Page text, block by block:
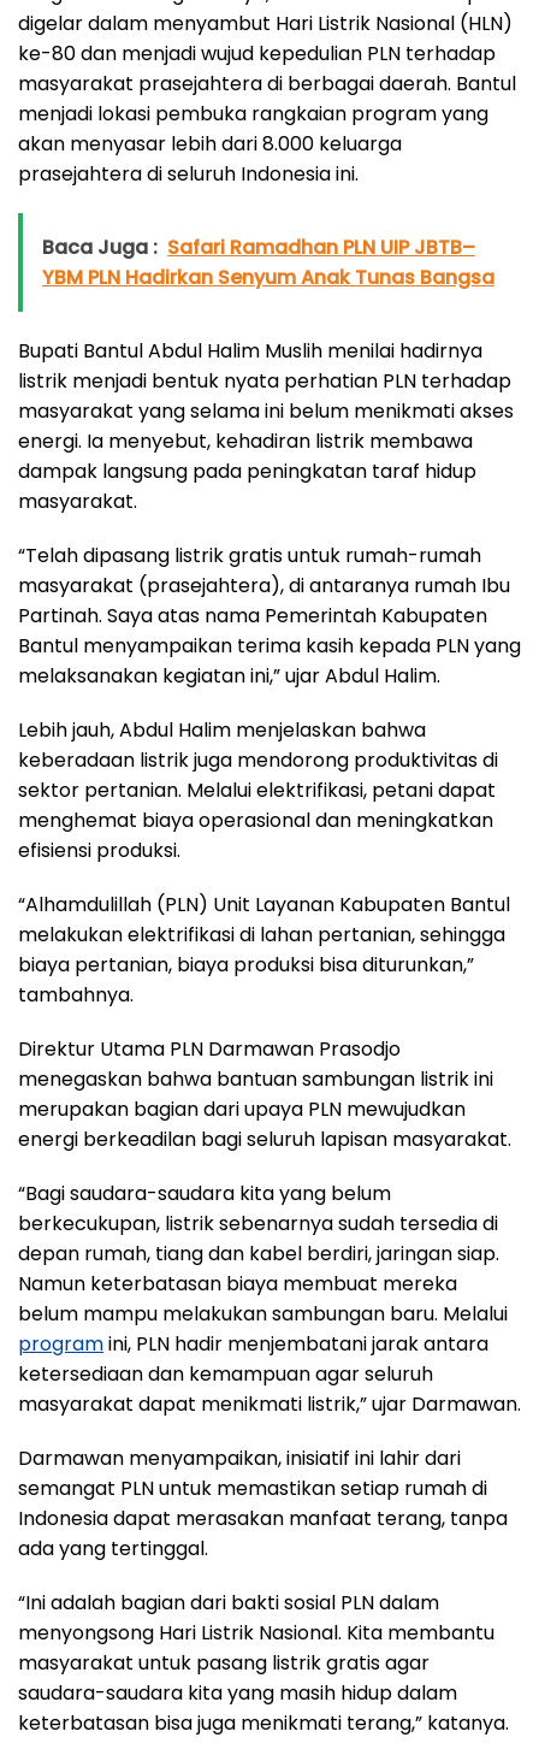
digelar dalam menyambut Hari Listrik Nasional (HLN)
ke-80 dan menjadi wujud kepedulian PLN terhadap
masyarakat prasejahtera di berbagai daerah. Bantul
menjadi lokasi pembuka rangkaian program yang
akan menyasar lebih dari 8.000 keluarga
prasejahtera di seluruh Indonesia ini.
Baca Juga : Safari Ramadhan PLN UIP JBTB–
YBM PLN Hadirkan Senyum Anak Tunas Bangsa
Bupati Bantul Abdul Halim Muslih menilai hadirnya
listrik menjadi bentuk nyata perhatian PLN terhadap
masyarakat yang selama ini belum menikmati akses
energi. Ia menyebut, kehadiran listrik membawa
dampak langsung pada peningkatan taraf hidup
masyarakat.
“Telah dipasang listrik gratis untuk rumah-rumah
masyarakat (prasejahtera), di antaranya rumah Ibu
Partinah. Saya atas nama Pemerintah Kabupaten
Bantul menyampaikan terima kasih kepada PLN yang
melaksanakan kegiatan ini,” ujar Abdul Halim.
Lebih jauh, Abdul Halim menjelaskan bahwa
keberadaan listrik juga mendorong produktivitas di
sektor pertanian. Melalui elektrifikasi, petani dapat
menghemat biaya operasional dan meningkatkan
efisiensi produksi.
“Alhamdulillah (PLN) Unit Layanan Kabupaten Bantul
melakukan elektrifikasi di lahan pertanian, sehingga
biaya pertanian, biaya produksi bisa diturunkan,”
tambahnya.
Direktur Utama PLN Darmawan Prasodjo
menegaskan bahwa bantuan sambungan listrik ini
merupakan bagian dari upaya PLN mewujudkan
energi berkeadilan bagi seluruh lapisan masyarakat.
“Bagi saudara-saudara kita yang belum
berkecukupan, listrik sebenarnya sudah tersedia di
depan rumah, tiang dan kabel berdiri, jaringan siap.
Namun keterbatasan biaya membuat mereka
belum mampu melakukan sambungan baru. Melalui
programini, PLN hadir menjembatani jarak antara
ketersediaan dan kemampuan agar seluruh
masyarakat dapat menikmati listrik,” ujar Darmawan.
Darmawan menyampaikan, inisiatif ini lahir dari
semangat PLN untuk memastikan setiap rumah di
Indonesia dapat merasakan manfaat terang, tanpa
ada yang tertinggal.
“Ini adalah bagian dari bakti sosial PLN dalam
menyongsong Hari Listrik Nasional. Kita membantu
masyarakat untuk pasang listrik gratis agar
saudara-saudara kita yang masih hidup dalam
keterbatasan bisa juga menikmati terang,” katanya.